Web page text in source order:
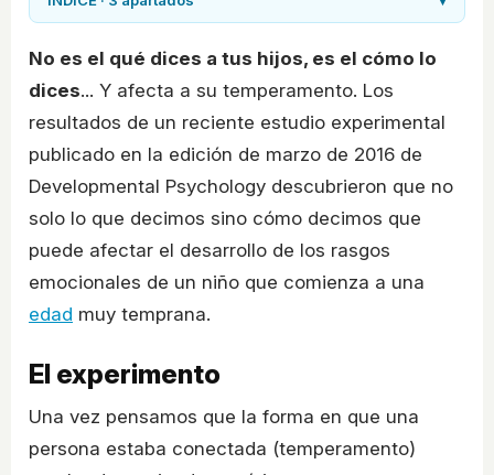
No es el qué dices a tus hijos, es el cómo lo
dices... Y afecta a su temperamento. Los
resultados de un reciente estudio experimental
publicado en la edición de marzo de 2016 de
Developmental Psychology descubrieron que no
solo lo que decimos sino cómo decimos que
puede afectar el desarrollo de los rasgos
emocionales de un niño que comienza a una
edad muy temprana.
El experimento
Una vez pensamos que la forma en que una
persona estaba conectada (temperamento)